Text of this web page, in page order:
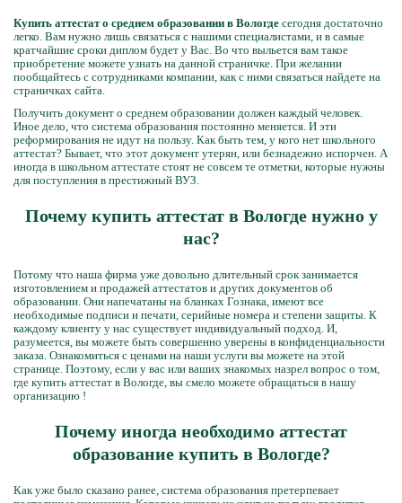
Купить аттестат о среднем образовании в Вологде сегодня достаточно
легко. Вам нужно лишь связаться с нашими специалистами, и в самые
кратчайшие сроки диплом будет у Вас. Во что выльется вам такое
приобретение можете узнать на данной страничке. При желании
пообщайтесь с сотрудниками компании, как с ними связаться найдете на
страничках сайта.
Получить документ о среднем образовании должен каждый человек.
Иное дело, что система образования постоянно меняется. И эти
реформирования не идут на пользу. Как быть тем, у кого нет школьного
аттестат? Бывает, что этот документ утерян, или безнадежно испорчен. А
иногда в школьном аттестате стоят не совсем те отметки, которые нужны
для поступления в престижный ВУЗ.
Почему купить аттестат в Вологде нужно у
нас?
Потому что наша фирма уже довольно длительный срок занимается
изготовлением и продажей аттестатов и других документов об
образовании. Они напечатаны на бланках Гознака, имеют все
необходимые подписи и печати, серийные номера и степени защиты. К
каждому клиенту у нас существует индивидуальный подход. И,
разумеется, вы можете быть совершенно уверены в конфиденциальности
заказа. Ознакомиться с ценами на наши услуги вы можете на этой
странице. Поэтому, если у вас или ваших знакомых назрел вопрос о том,
где купить аттестат в Вологде, вы смело можете обращаться в нашу
организацию !
Почему иногда необходимо аттестат
образование купить в Вологде?
Как уже было сказано ранее, система образования претерпевает